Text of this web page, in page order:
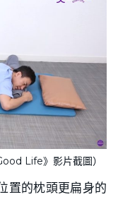
Life》影片截圖）
置的枕頭更扁身的